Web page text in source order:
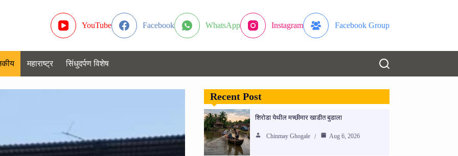
YouTube Facebook WhatsApp Instagram Facebook Group
महाराष्ट्र सिंधुदर्पण विशेष
Recent Post
शिरोडा येथील मच्छीमार खाडीत बुडाला
Chinmay Ghogale Aug 6, 2026